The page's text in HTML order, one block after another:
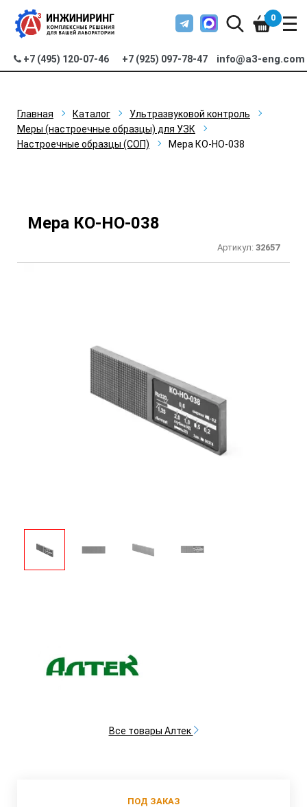
+7 (495) 120-07-46 +7 (925) 097-78-47 info@a3-eng.com
0
Главная Каталог
Ультразвуковой контроль
Меры (настроечные образцы) для УЗК
Настроечные образцы (СОП)
Мера КО-НО-038
Мера КО-НО-038
Артикул: 32657
Все товары Алтек
ПОД ЗАКАЗ